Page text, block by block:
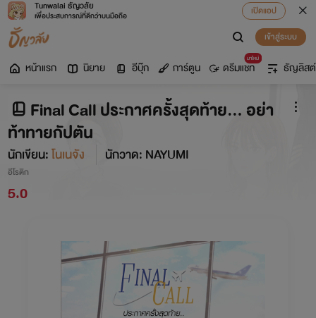
Tunwalai ธัญวลัย
เพื่อประสบการณ์ที่ดีกว่าบนมือถือ
เปิดแอป
เข้าสู่ระบบ
หน้าแรก นิยาย อีบุ๊ก การ์ตูน
มาใหม่
ดรีมแชท ธัญลิสต์
Final Call ประกาศครั้งสุดท้าย... อย่า
ท้าทายกัปตัน
นักเขียน:โนเนจัง นักวาด: NAYUMI
อีโรติก
5.0